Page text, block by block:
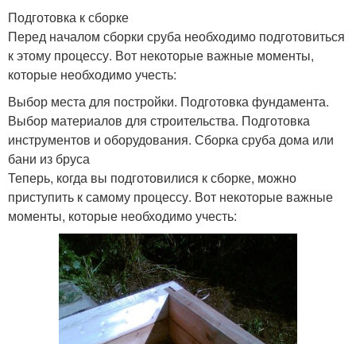
Подготовка к сборке
Перед началом сборки сруба необходимо подготовиться
к этому процессу. Вот некоторые важные моменты,
которые необходимо учесть:
Выбор места для постройки. Подготовка фундамента.
Выбор материалов для строительства. Подготовка
инструментов и оборудования. Сборка сруба дома или
бани из бруса
Теперь, когда вы подготовилися к сборке, можно
приступить к самому процессу. Вот некоторые важные
моменты, которые необходимо учесть: